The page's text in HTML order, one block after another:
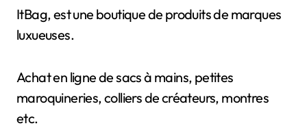
ItBag, est une boutique de produits de marques
luxueuses.
Achat en ligne de sacs à mains, petites
maroquineries, colliers de créateurs, montres
etc.